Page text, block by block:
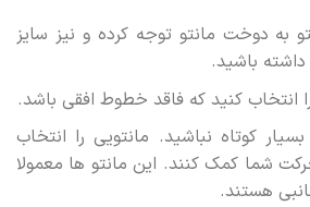
به دوخت مانتو توجه کرده و نیز سایز
باشید.
انتخاب کنید که فاقد خطوط افقی باشد.
کوتاه نباشید. مانتویی را انتخاب
شما کمک کنند. این مانتو ها معمولا
هستند.